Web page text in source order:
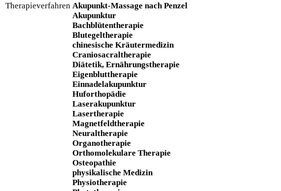
Therapieverfahren Akupunkt-Massage nach Penzel
Akupunktur
Bachblütentherapie
Blutegeltherapie
chinesische Kräutermedizin
Craniosacraltherapie
Diätetik, Ernährungstherapie
Eigenbluttherapie
Einnadelakupunktur
Huforthopädie
Laserakupunktur
Lasertherapie
Magnetfeldtherapie
Neuraltherapie
Organotherapie
Orthomolekulare Therapie
Osteopathie
physikalische Medizin
Physiotherapie